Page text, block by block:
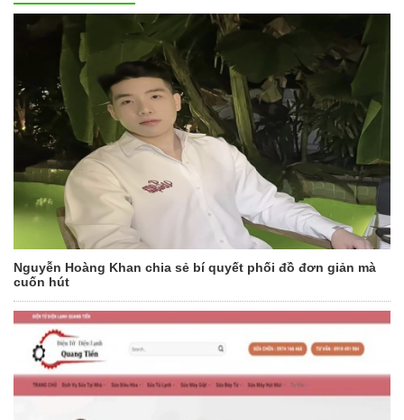
Nguyễn Hoàng Khan chia sẻ bí quyết phối đồ đơn giản mà
cuốn hút